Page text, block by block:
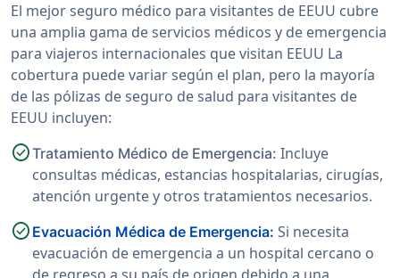
El mejor seguro médico para visitantes de EEUU cubre
una amplia gama de servicios médicos y de emergencia
para viajeros internacionales que visitan EEUU La
cobertura puede variar según el plan, pero la mayoría
de las pólizas de seguro de salud para visitantes de
EEUU incluyen:
check_circleTratamiento Médico de Emergencia: Incluye
consultas médicas, estancias hospitalarias, cirugías,
atención urgente y otros tratamientos necesarios.
check_circle Evacuación Médica de Emergencia: Si necesita
evacuación de emergencia a un hospital cercano o